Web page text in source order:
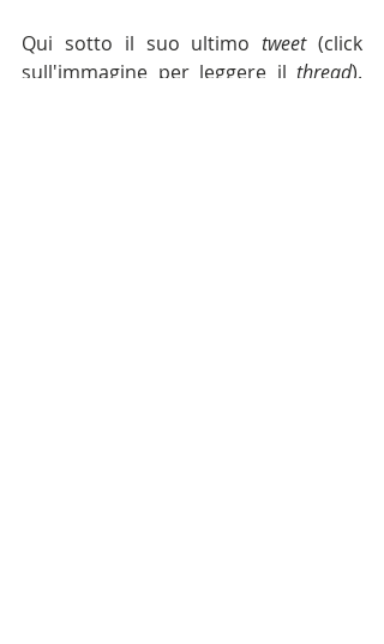
Qui sotto il suo ultimo tweet (click
sull'immagine per leggere il thread).